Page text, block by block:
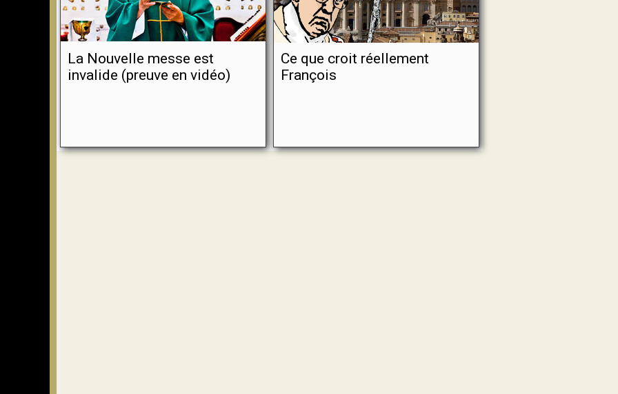
La Nouvelle messe est
invalide (preuve en vidéo)
Ce que croit réellement
François